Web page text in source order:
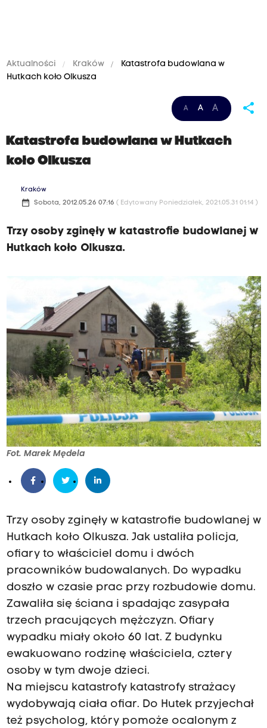
Aktualności Kraków
Katastrofa budowlana w
Hutkach koło Olkusza
A A A share
Katastrofa budowlana w Hutkach
koło Olkusza
Kraków
date_range Sobota, 2012.05.26 07:16 ( Edytowany Poniedziałek, 2021.05.31 01:14 )
Trzy osoby zginęły w katastrofie budowlanej w
Hutkach koło Olkusza.
Fot. Marek Mędela
Trzy osoby zginęły w katastrofie budowlanej w
Hutkach koło Olkusza. Jak ustaliła policja,
ofiary to właściciel domu i dwóch
pracowników budowalanych. Do wypadku
doszło w czasie prac przy rozbudowie domu.
Zawaliła się ściana i spadając zasypała
trzech pracujących mężczyzn. Ofiary
wypadku miały około 60 lat. Z budynku
ewakuowano rodzinę właściciela, cztery
osoby w tym dwoje dzieci.
Na miejscu katastrofy katastrofy strażacy
wydobywają ciała ofiar. Do Hutek przyjechał
też psycholog, który pomoże ocalonym z